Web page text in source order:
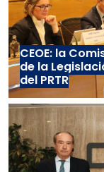
CEOE: la
de la
del PRTR